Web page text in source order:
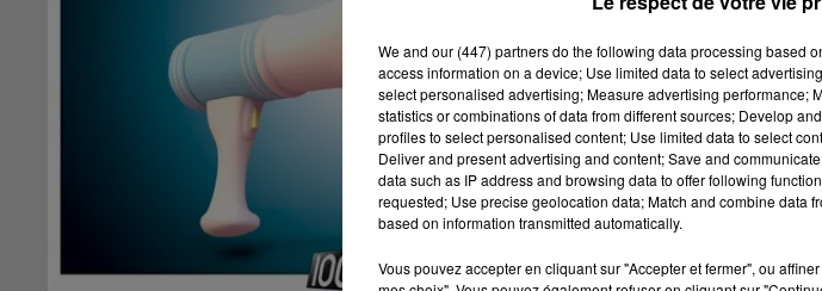
We and our (447) partnersdo the following data processing based
access information on a device; Use limited data to select
select personalised advertising; Measure advertising performance;
statistics or combinations of data from different sources; Develop
profiles to select personalised content; Use limited data to select
Deliver and present advertising and content; Save and
data such as IP address and browsing data to offer following
requested; Use precise geolocation data; Match and combine data
based on information transmitted automatically.
Vous pouvez accepter en cliquant sur "Accepter et fermer", ou